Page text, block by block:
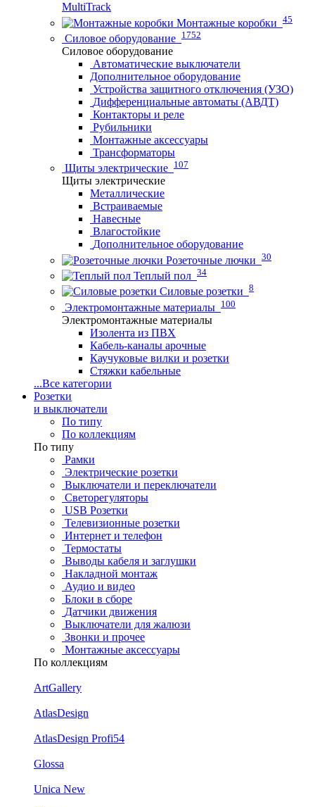
MultiTrack
Монтажные коробки 45
Силовое оборудование 1752
Силовое оборудование
Автоматические выключатели
Дополнительное оборудование
Устройства защитного отключения (УЗО)
Дифференциальные автоматы (АВДТ)
Контакторы и реле
Рубильники
Монтажные аксессуары
Трансформаторы
Щиты электрические 107
Щиты электрические
Металлические
Встраиваемые
Навесные
Влагостойкие
Дополнительное оборудование
Розеточные лючки 30
Теплый пол 34
Силовые розетки 8
Электромонтажные материалы 100
Электромонтажные материалы
Изолента из ПВХ
Кабель-каналы арочные
Каучуковые вилки и розетки
Стяжки кабельные
...Все категории
Розетки
и выключатели
По типу
По коллекциям
По типу
Рамки
Электрические розетки
Выключатели и переключатели
Светорегуляторы
USB Розетки
Телевизионные розетки
Интернет и телефон
Термостаты
Выводы кабеля и заглушки
Накладной монтаж
Аудио и видео
Блоки в сборе
Датчики движения
Выключатели для жалюзи
Звонки и прочее
Монтажные аксессуары
По коллекциям
ArtGallery
AtlasDesign
AtlasDesign Profi54
Glossa
Unica New